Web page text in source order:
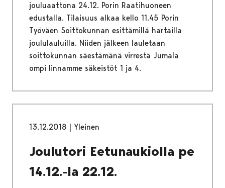
jouluaattona 24.12. Porin Raatihuoneen
edustalla. Tilaisuus alkaa kello 11.45 Porin
Työväen Soittokunnan esittämillä hartailla
joululauluilla. Niiden jälkeen lauletaan
soittokunnan säestämänä virrestä Jumala
ompi linnamme säkeistöt 1 ja 4.
13.12.2018 Yleinen
Joulutori Eetunaukiolla pe
14.12.-la 22.12.